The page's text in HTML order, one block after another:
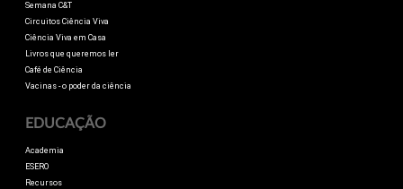
Semana C&T
Circuitos Ciência Viva
Ciência Viva em Casa
Livros que queremos ler
Café de Ciência
Vacinas - o poder da ciência
EDUCAÇÃO
Academia
ESERO
Recursos